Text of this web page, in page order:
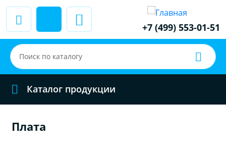
+7 (499) 553-01-51
Каталог продукции
Плата